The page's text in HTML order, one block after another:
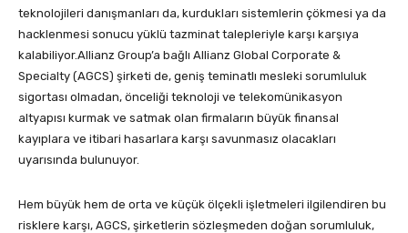
teknolojileri danışmanları da, kurdukları sistemlerin çökmesi ya da
hacklenmesi sonucu yüklü tazminat talepleriyle karşı karşıya
kalabiliyor.Allianz Group’a bağlı Allianz Global Corporate &
Specialty (AGCS) şirketi de, geniş teminatlı mesleki sorumluluk
sigortası olmadan, önceliği teknoloji ve telekomünikasyon
altyapısı kurmak ve satmak olan firmaların büyük finansal
kayıplara ve itibari hasarlara karşı savunmasız olacakları
uyarısında bulunuyor.
Hem büyük hem de orta ve küçük ölçekli işletmeleri ilgilendiren bu
risklere karşı, AGCS, şirketlerin sözleşmeden doğan sorumluluk,